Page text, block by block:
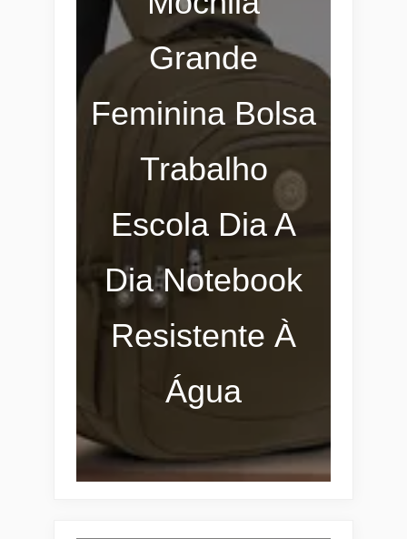
Grande
Feminina Bolsa
Trabalho
Escola Dia A
Dia Notebook
Resistente À
Água